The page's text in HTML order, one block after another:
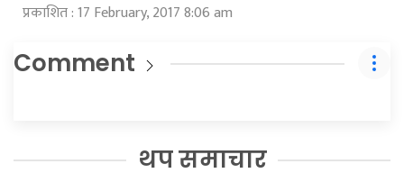
प्रकाशित : 17 February, 2017 8:06 am
Comment
थप समाचार